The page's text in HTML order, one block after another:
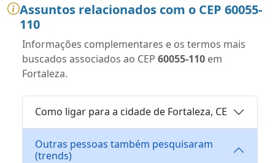
Assuntos relacionados com o CEP 60055-
110
Informações complementares e os termos mais
buscados associados ao CEP 60055-110 em
Fortaleza.
Como ligar para a cidade de Fortaleza, CE
Outras pessoas também pesquisaram
(trends)